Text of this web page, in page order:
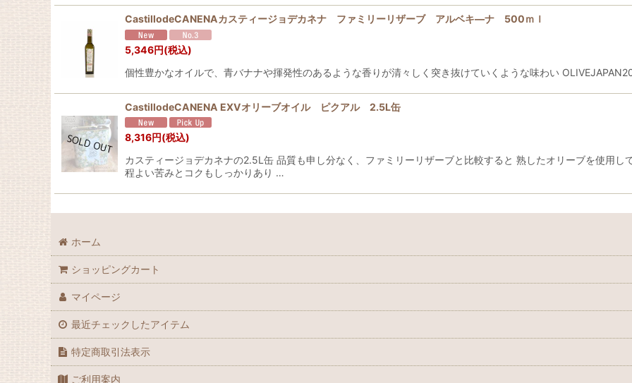
CastillodeCANENAカスティージョデカネナ ファミリーリザーブ アルベキ―ナ 500ｍｌ
5,346円(税込)
個性豊かなオイルで、青バナナや揮発性のあるような香りが清々しく突き抜けていくような味わい
CastillodeCANENA EXVオリーブオイル ピクアル 2.5L缶
8,316円(税込)
カスティージョデカネナの2.5L缶 品質も申し分なく、ファミリーリザーブと比較すると 熟したオリーブを使用
程よい苦みとコクもしっかりあり …
ホーム
ショッピングカート
マイページ
最近チェックしたアイテム
特定商取引法表示
ご利用案内